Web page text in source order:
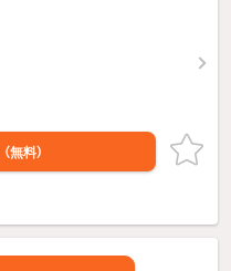
（無料）